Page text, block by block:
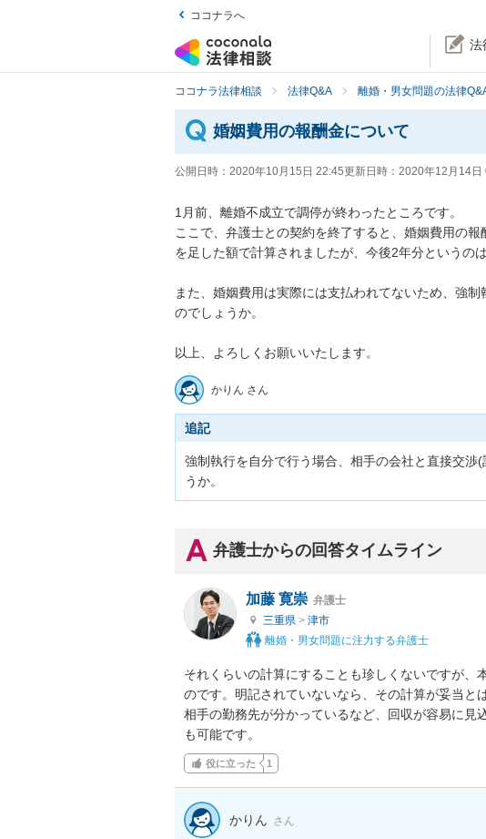
ココナラへ
法
ココナラ法律相談 法律Q&A 離婚・男女問題の法律
婚姻費用の報酬金について
公開日時： 2020年10月15日 22:45更新日時： 2020年12月14日
1月前、離婚不成立で調停が終わったところです。
ここで、弁護士との契約を終了すると、婚姻費用の
を足した額で計算されましたが、今後2年分というの
また、婚姻費用は実際には支払われてないため、強
のでしょうか。
以上、よろしくお願いいたします。
かりん さん
追記
強制執行を自分で行う場合、相手の会社と直接交渉
うか。
弁護士からの回答タイムライン
加藤 寛崇 弁護士
三重県 > 津市
離婚・男女問題に注力する弁護士
それくらいの計算にすることも珍しくないですが、
のです。明記されていないなら、その計算が妥当と
相手の勤務先が分かっているなど、回収が容易に見
も可能です。
役に立った 1
かりん さん